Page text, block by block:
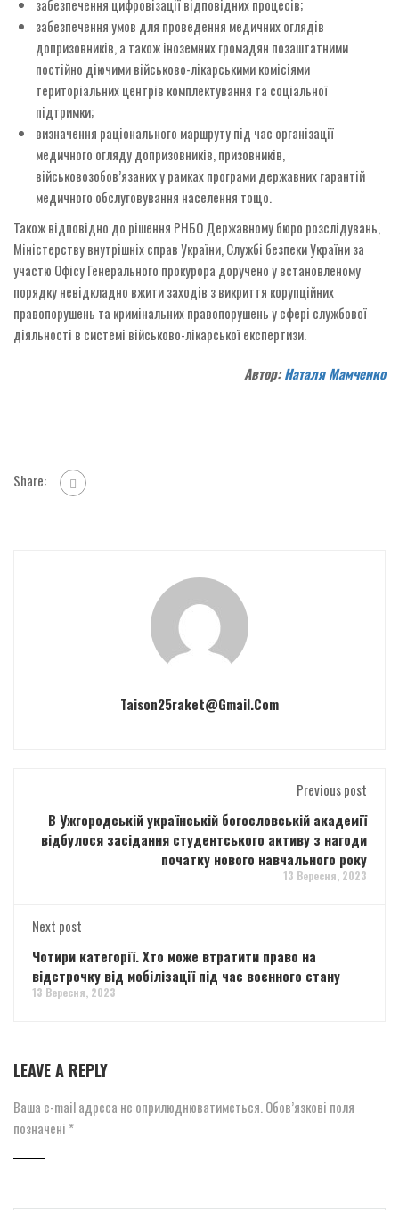
забезпечення цифровізації відповідних процесів;
забезпечення умов для проведення медичних оглядів
допризовників, а також іноземних громадян позаштатними
постійно діючими військово-лікарськими комісіями
територіальних центрів комплектування та соціальної
підтримки;
визначення раціонального маршруту під час організації
медичного огляду допризовників, призовників,
військовозобов’язаних у рамках програми державних гарантій
медичного обслуговування населення тощо.
Також відповідно до рішення РНБО Державному бюро розслідувань,
Міністерству внутрішніх справ України, Службі безпеки України за
участю Офісу Генерального прокурора доручено у встановленому
порядку невідкладно вжити заходів з викриття корупційних
правопорушень та кримінальних правопорушень у сфері службової
діяльності в системі військово-лікарської експертизи.
Автор:Наталя Мамченко
Share:
Taison25raket@gmail.com
Previous post
В Ужгородській українській богословській академії
відбулося засідання студентського активу з нагоди
початку нового навчального року
13 Вересня, 2023
Next post
Чотири категорії. Хто може втратити право на
відстрочку від мобілізації під час воєнного стану
13 Вересня, 2023
LEAVE A REPLY
Ваша e-mail адреса не оприлюднюватиметься. Обов’язкові поля
позначені *